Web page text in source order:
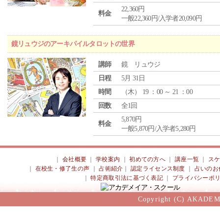
料金
22,360円
一般22,360円/入学者20,090円
鏡リュウジのアーキパイルタロットの世界
講師
鏡 リュウジ
日程
5月 31日
時間
（木） 19 ：00 ～ 21 ：00
回数
全1回
料金
5,870円
一般5,870円/入学者5,280円
会社概要 ｜学校案内 ｜初めての方へ 講座一覧
ス
在校生・修了生の声 ｜占術紹介 ｜認定ライセンス制度
占いのお
｜特定商取引法に基づく表記 プライバシーポ
Copyright (C)